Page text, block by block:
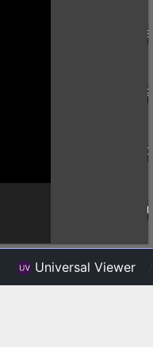
Universal Viewer